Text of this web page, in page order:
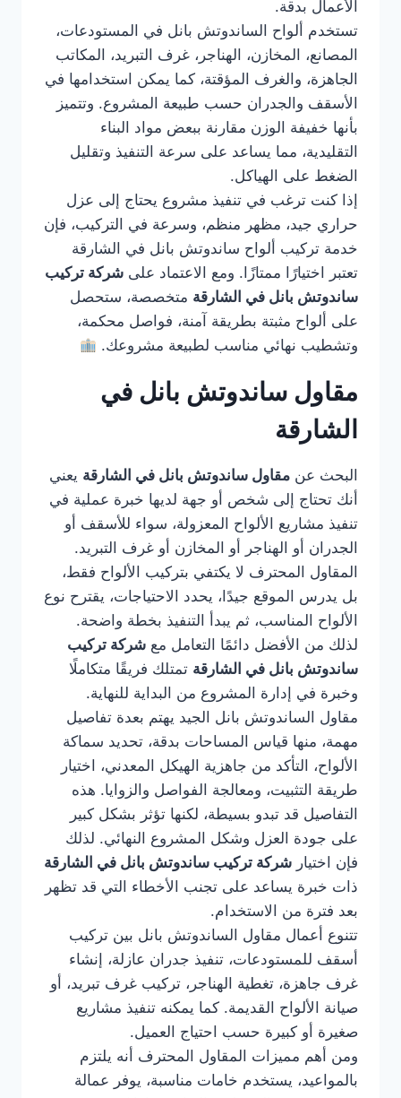
الأعمال بدقة.
تستخدم ألواح الساندوتش بانل في المستودعات،
المصانع، المخازن، الهناجر، غرف التبريد، المكاتب
الجاهزة، والغرف المؤقتة، كما يمكن استخدامها في
الأسقف والجدران حسب طبيعة المشروع. وتتميز
بأنها خفيفة الوزن مقارنة ببعض مواد البناء
التقليدية، مما يساعد على سرعة التنفيذ وتقليل
الضغط على الهياكل.
إذا كنت ترغب في تنفيذ مشروع يحتاج إلى عزل
حراري جيد، مظهر منظم، وسرعة في التركيب، فإن
خدمة تركيب ألواح ساندوتش بانل في الشارقة
تعتبر اختيارًا ممتازًا. ومع الاعتماد على شركة تركيب
ساندوتش بانل في الشارقة متخصصة، ستحصل
على ألواح مثبتة بطريقة آمنة، فواصل محكمة،
وتشطيب نهائي مناسب لطبيعة مشروعك.
مقاول ساندوتش بانل في
الشارقة
البحث عن مقاول ساندوتش بانل في الشارقة يعني
أنك تحتاج إلى شخص أو جهة لديها خبرة عملية في
تنفيذ مشاريع الألواح المعزولة، سواء للأسقف أو
الجدران أو الهناجر أو المخازن أو غرف التبريد.
المقاول المحترف لا يكتفي بتركيب الألواح فقط،
بل يدرس الموقع جيدًا، يحدد الاحتياجات، يقترح نوع
الألواح المناسب، ثم يبدأ التنفيذ بخطة واضحة.
لذلك من الأفضل دائمًا التعامل مع شركة تركيب
ساندوتش بانل في الشارقة تمتلك فريقًا متكاملًا
وخبرة في إدارة المشروع من البداية للنهاية.
مقاول الساندوتش بانل الجيد يهتم بعدة تفاصيل
مهمة، منها قياس المساحات بدقة، تحديد سماكة
الألواح، التأكد من جاهزية الهيكل المعدني، اختيار
طريقة التثبيت، ومعالجة الفواصل والزوايا. هذه
التفاصيل قد تبدو بسيطة، لكنها تؤثر بشكل كبير
على جودة العزل وشكل المشروع النهائي. لذلك
فإن اختيار شركة تركيب ساندوتش بانل في الشارقة
ذات خبرة يساعد على تجنب الأخطاء التي قد تظهر
بعد فترة من الاستخدام.
تتنوع أعمال مقاول الساندوتش بانل بين تركيب
أسقف للمستودعات، تنفيذ جدران عازلة، إنشاء
غرف جاهزة، تغطية الهناجر، تركيب غرف تبريد، أو
صيانة الألواح القديمة. كما يمكنه تنفيذ مشاريع
صغيرة أو كبيرة حسب احتياج العميل.
ومن أهم مميزات المقاول المحترف أنه يلتزم
بالمواعيد، يستخدم خامات مناسبة، يوفر عمالة